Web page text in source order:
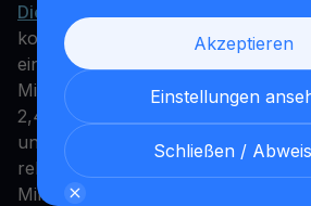
Akzeptieren
Einstellungen
Schließen /
Die fundamentale Analyse von
komplexe, aber
einer aktuellen
Milliarden USD und einem
2,47 Milliarden Token positioniert
unter den Top-10-
relevant ist die maximale
Milliarden Token – deutlich höher